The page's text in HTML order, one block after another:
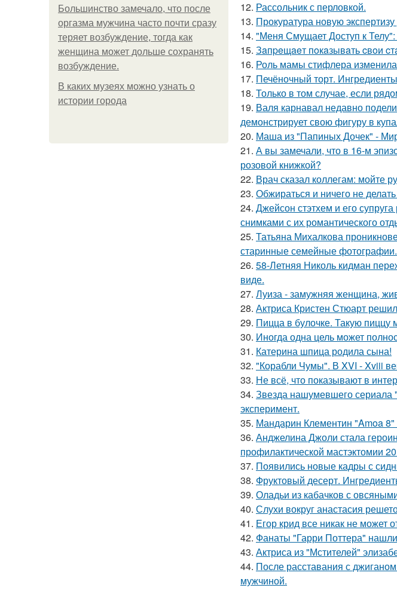
Большинство замечало, что после
оргазма мужчина часто почти сразу
теряет возбуждение, тогда как
женщина может дольше сохранять
возбуждение.
В каких музеях можно узнать о
истории города
12. Рассольник с перловкой.
13. Прокуратура новую
14. "Меня Смущает Доступ к Телу":
15. Зaпpeщaeт пoкaзывaть cвoи
16. Роль мамы стифлера
17. Печёночный торт.
18. Только в том случае, если
19. Валя карнавал недавно
демонстрирует свою фигуру в
20. Маша из "Папиных Дочек" -
21. А вы замечали, что в 16-м
розовой книжкой?
22. Врач сказал коллегам: мойте
23. Обжираться и ничего не
24. Джейсон стэтхем и его
снимками с их романтического
25. Татьяна Михалкова
старинные семейные фотографии.
26. 58-Летняя Николь кидман
виде.
27. Луиза - замужняя женщина,
28. Актриса Кристен Стюарт
29. Пицца в булочке. Такую пиццу
30. Иногда одна цель может
31. Катерина шпица родила сына!
32. "Корабли Чумы". В XVI - Xviii
33. Не всё, что показывают в
34. Звезда нашумевшего
эксперимент.
35. Мандарин Клементин "Amoa
36. Анджелина Джоли стала
профилактической мастэктомии
37. Появились новые кадры с
38. Фруктовый десерт.
39. Оладьи из кабачков с
40. Слухи вокруг анастасия
41. Егор крид все никак не может
42. Фанаты "Гарри Поттера"
43. Актриса из "Мстителей"
44. После расставания с
мужчиной.